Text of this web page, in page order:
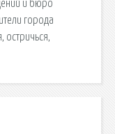
и бюро
города
остричься,